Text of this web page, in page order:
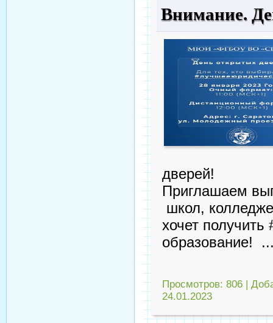
Внимание.
дверей!
Приглашаем
школ,
хочет
образование!
Просмотров: 806 |
24.01.2023